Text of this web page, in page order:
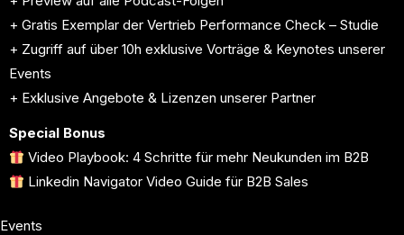
+ Gratis Exemplar der Vertrieb Performance Check – Studie
+ Zugriff auf über 10h exklusive Vorträge & Keynotes unserer
Events
+ Exklusive Angebote & Lizenzen unserer Partner
Special Bonus
Video Playbook: 4 Schritte für mehr Neukunden im B2B
Linkedin Navigator Video Guide für B2B Sales
Events